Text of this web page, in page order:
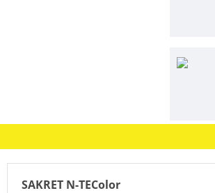
SAKRET N-TEColor